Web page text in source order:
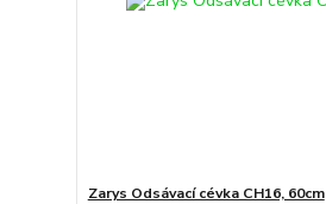
Zarys Odsávací cévka CH16, 60cm